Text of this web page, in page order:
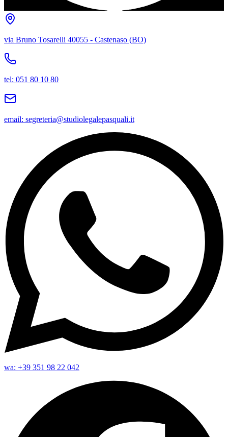
via Bruno Tosarelli 40055 - Castenaso (BO)
tel: 051 80 10 80
email: segreteria@studiolegalepasquali.it
wa: +39 351 98 22 042